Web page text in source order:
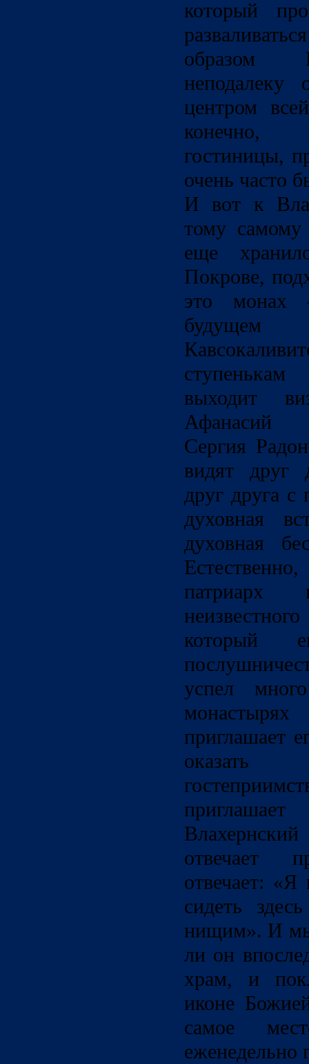
который
образом
неподалеку
центром
конечно,
гостиницы,
очень часто
И вот к
тому
еще
Покрове,
это
выходит
Афанасий
Сергия
видят друг
друг друга с
духовная
духовная
патриарх
который
успел
приглашает
оказать
отвечает
отвечает: «Я
сидеть
нищим». И
ли он
храм, и
иконе
самое
еженедельно